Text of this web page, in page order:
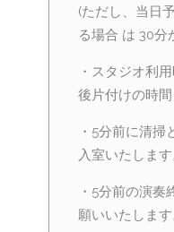
(ただし、当日
る場合 は 30分
・スタジオ利
後片付けの時間
・5分前に清掃
入室いたします
・5分前の演奏
願いいたします